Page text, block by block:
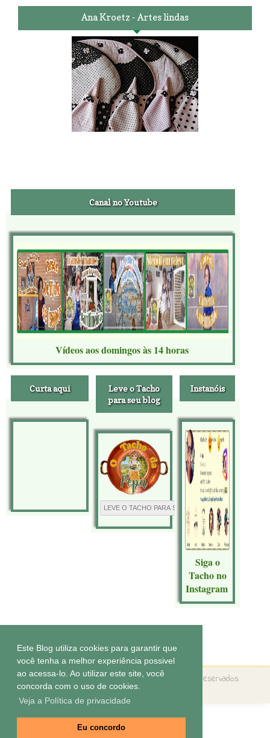
Este Blog utiliza cookies para garantir que
você tenha a melhor experiência possivel
ao acessa-lo. Ao utilizar este site, você
concorda com o uso de cookies.
Veja a Política de privacidade
Eu concordo
Ana Kroetz - Artes lindas
Canal no Youtube
Vídeos aos domingos às 14 horas
Curta aqui
Leve o Tacho
para seu blog
Instanóis
Siga o
Tacho no
Instagram
Copyright ©O tacho da PepaTodos os direitos reservados
Tema byElaine Gaspareto